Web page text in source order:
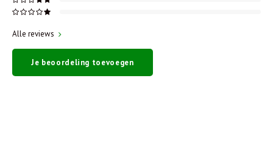
Alle reviews
Je beoordeling toevoegen